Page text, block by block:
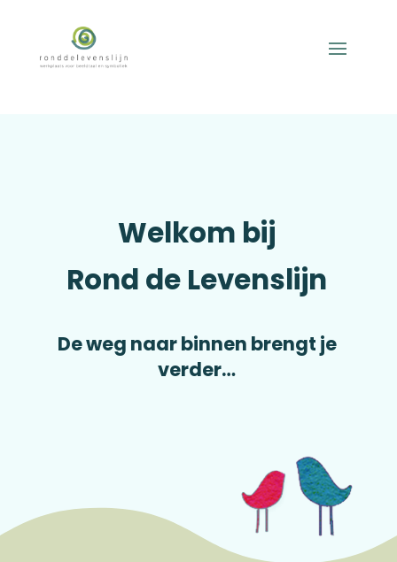
Welkom bij
Rond de Levenslijn
De weg naar binnen brengt je
verder…